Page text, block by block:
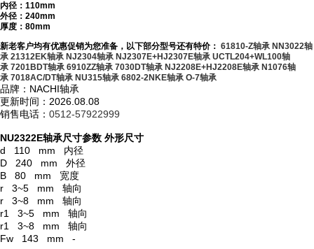
内径：110mm
外径：240mm
厚度：80mm
新老客户均有优惠促销为您准备，以下部分型号还有特价： 61810-Z轴承 NN3022轴
承 21312EK轴承 NJ2304轴承 NJ2307E+HJ2307E轴承 UCTL204+WL100轴
承 7201BDT轴承 6910ZZ轴承 7030DT轴承 NJ2208E+HJ2208E轴承 N1076轴
承 7018AC/DT轴承 NU315轴承 6802-2NKE轴承 O-7轴承
品牌：NACHI轴承
更新时间：2026.08.08
销售电话： 0512-57922999
NU2322E轴承尺寸参数 外形尺寸
d 110 mm 内径
D 240 mm 外径
B 80 mm 宽度
r 3~5 mm 轴向
r 3~8 mm 轴向
r1 3~5 mm 轴向
r1 3~8 mm 轴向
Fw 143 mm -